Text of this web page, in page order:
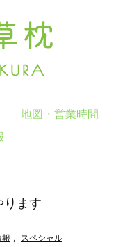
地図・営業時間
ります
, スペシャル